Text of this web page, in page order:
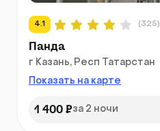
4.1 (325)
Панда
г Казань, Респ Татарстан
Показать на карте
1 400 ₽за 2 ночи